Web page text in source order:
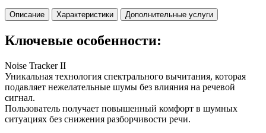
Описание Характеристики Дополнительные услуги
Ключевые особенности:
Noise Tracker II
Уникальная технология спектрального вычитания, которая
подавляет нежелательные шумы без влияния на речевой
сигнал.
Пользователь получает повышенный комфорт в шумных
ситуациях без снижения разборчивости речи.